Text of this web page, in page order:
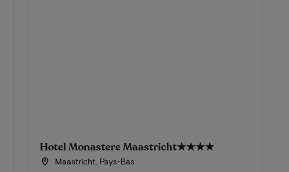
Hotel Monastere Maastricht★★★★
Maastricht, Pays-Bas